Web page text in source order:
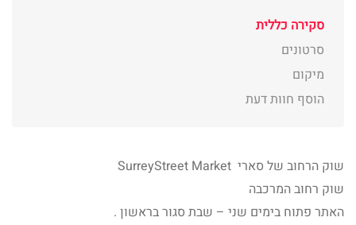
סקירה כללית
סרטונים
מיקום
הוסף חוות דעת
שוק הרחוב של סארי SurreyStreet Market
שוק רחוב המרכבה
האתר פתוח בימים שני – שבת סגור בראשון .